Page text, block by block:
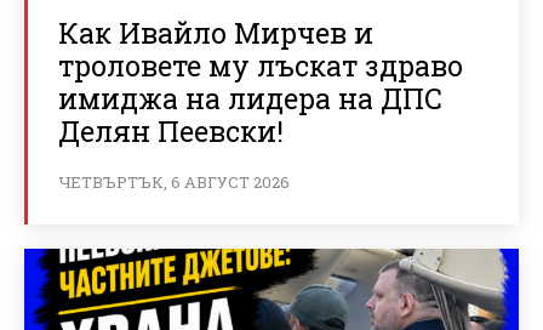
Как Ивайло Мирчев и
троловете му лъскат здраво
имиджа на лидера на ДПС
Делян Пеевски!
ЧЕТВЪРТЪК, 6 АВГУСТ 2026